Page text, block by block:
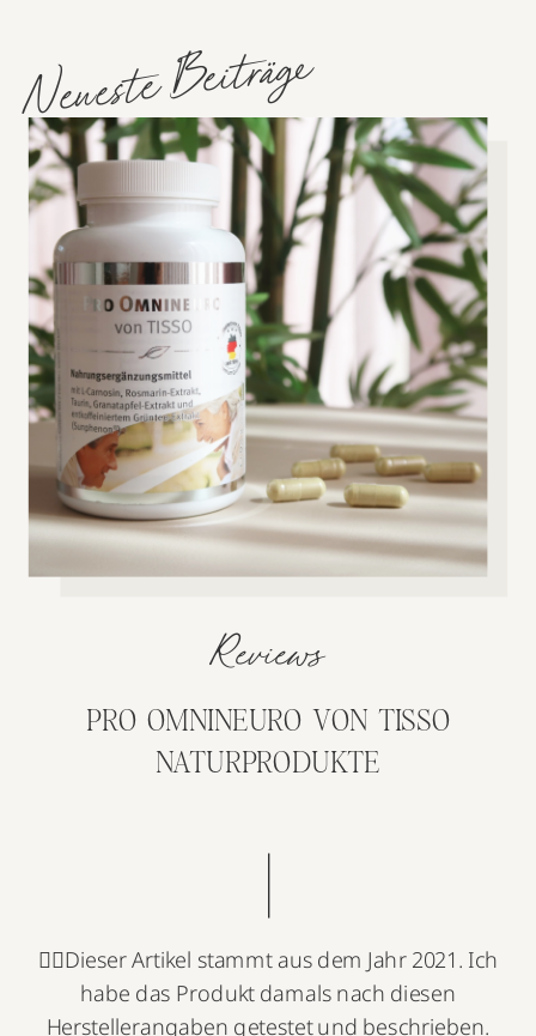
Neueste Beiträge
Reviews
PRO OMNINEURO VON TISSO
NATURPRODUKTE
👉🏻Dieser Artikel stammt aus dem Jahr 2021. Ich
habe das Produkt damals nach diesen
Herstellerangaben getestet und beschrieben.